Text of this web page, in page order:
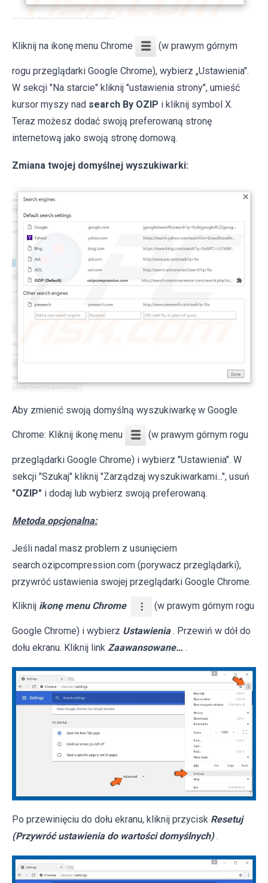
Kliknij na ikonę menu Chrome (w prawym górnym
rogu przeglądarki Google Chrome), wybierz „Ustawienia".
W sekcji "Na starcie" kliknij "ustawienia strony", umieść
kursor myszy nad search By OZIP i kliknij symbol X.
Teraz możesz dodać swoją preferowaną stronę
internetową jako swoją stronę domową.
Zmiana twojej domyślnej wyszukiwarki:
Aby zmienić swoją domyślną wyszukiwarkę w Google
Chrome: Kliknij ikonę menu (w prawym górnym rogu
przeglądarki Google Chrome) i wybierz "Ustawienia". W
sekcji "Szukaj" kliknij "Zarządzaj wyszukiwarkami...", usuń
"OZIP" i dodaj lub wybierz swoją preferowaną.
Metoda opcjonalna:
Jeśli nadal masz problem z usunięciem
search.ozipcompression.com (porywacz przeglądarki),
przywróć ustawienia swojej przeglądarki Google Chrome.
Kliknij ikonę menu Chrome (w prawym górnym rogu
Google Chrome) i wybierz Ustawienia . Przewiń w dół do
dołu ekranu. Kliknij link Zaawansowane… .
Po przewinięciu do dołu ekranu, kliknij przycisk Resetuj
(Przywróć ustawienia do wartości domyślnych) .